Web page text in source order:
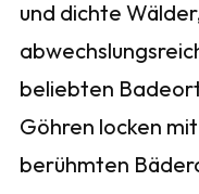
und dichte
beliebten
Göhren locken
berühmten